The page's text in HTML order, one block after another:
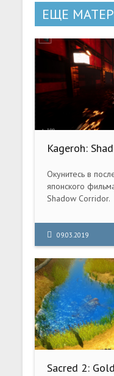
ЕЩЕ
Kageroh:
Окунитесь в
японского
Shadow Corridor.
09.03.2019
Sacred 2: